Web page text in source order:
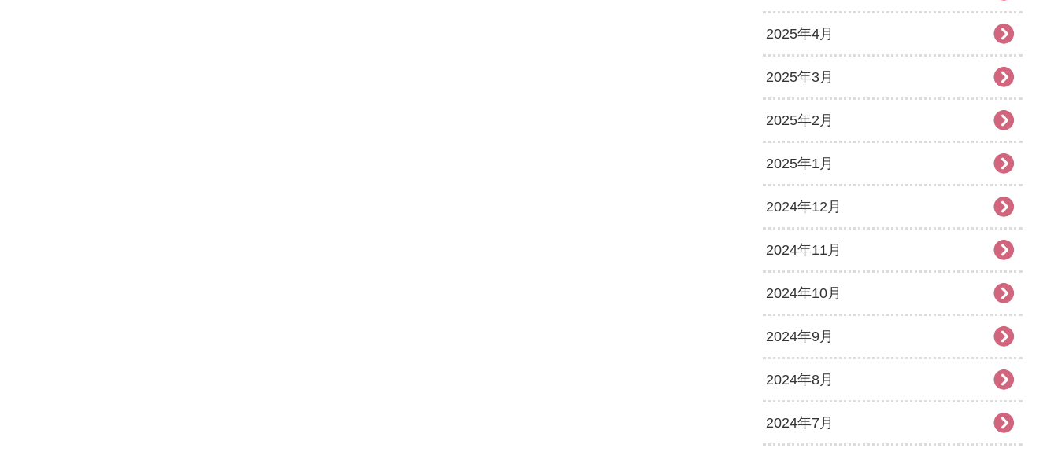
2025年4月
2025年3月
2025年2月
2025年1月
2024年12月
2024年11月
2024年10月
2024年9月
2024年8月
2024年7月